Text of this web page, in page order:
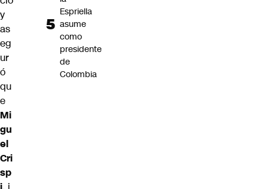
y
as
eg
ur
ó
qu
e
Mi
gu
el
Cri
sp
Espriella
asume
como
presidente
de
Colombia